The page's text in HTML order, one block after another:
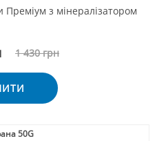
Преміум з мінералізатором
1 430 грн
50G